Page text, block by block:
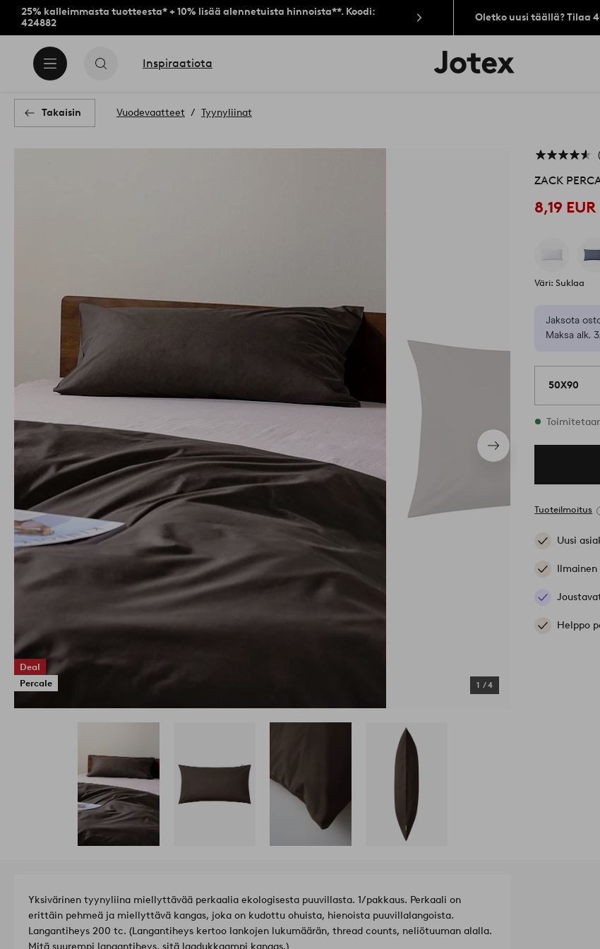
25% kalleimmasta tuotteesta* + 10% lisää alennetuista hinnoista**. Koodi:
424882
Oletko uusi täällä? Tilaa
Inspiraatiota
Jotex-
logo
Takaisin Vuodevaatteet Tyynyliinat
Seuraava
tuote
Deal
Percale
1 /4
ZACK
8,19 EUR
Väri: Suklaa
Jaksota
Maksa alk.
50X90
Varastossa
Tuoteilmoitus
Uusi
Helppo
Yksivärinen tyynyliina miellyttävää perkaalia ekologisesta puuvillasta. 1/pakkaus. Perkaali on
erittäin pehmeä ja miellyttävä kangas, joka on kudottu ohuista, hienoista puuvillalangoista.
Langantiheys 200 tc. (Langantiheys kertoo lankojen lukumäärän, thread counts, neliötuuman alalla.
Mitä suurempi langantiheys, sitä laadukkaampi kangas.)